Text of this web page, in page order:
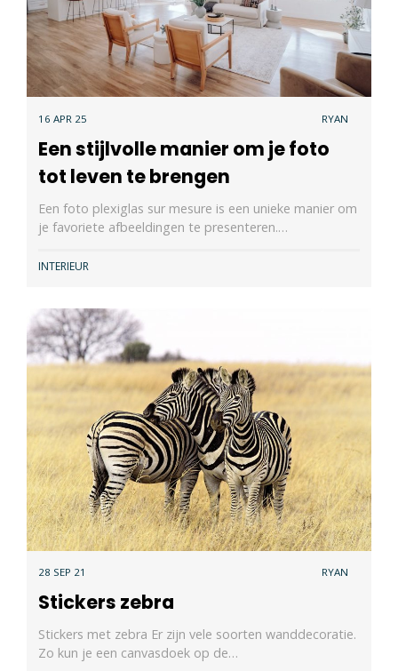
16 APR 25 RYAN
Een stijlvolle manier om je foto
tot leven te brengen
Een foto plexiglas sur mesure is een unieke manier om
je favoriete afbeeldingen te presenteren.…
INTERIEUR
28 SEP 21 RYAN
Stickers zebra
Stickers met zebra Er zijn vele soorten wanddecoratie.
Zo kun je een canvasdoek op de…